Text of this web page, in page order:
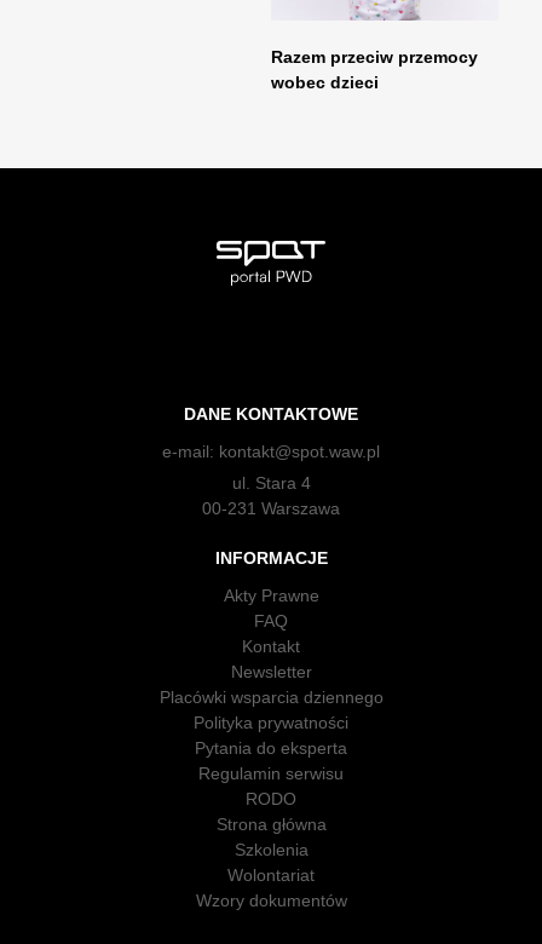
Razem przeciw przemocy
wobec dzieci
DANE KONTAKTOWE
e-mail: kontakt@spot.waw.pl
ul. Stara 4
00-231 Warszawa
INFORMACJE
Akty Prawne
FAQ
Kontakt
Newsletter
Placówki wsparcia dziennego
Polityka prywatności
Pytania do eksperta
Regulamin serwisu
RODO
Strona główna
Szkolenia
Wolontariat
Wzory dokumentów